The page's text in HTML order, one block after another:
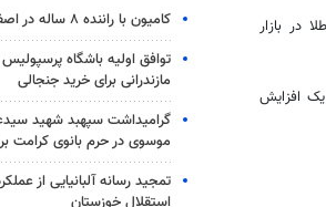
سنت رسید و پلاتین با یک افزایش
کامیون با راننده ۸ ساله در اصفهان توقیف شد
توافق اولیه باشگاه
مازندرانی برای خرید جنجالی
گرامیداشت سپهبد شهید
موسوی در حرم بانوی کرامت
تمجید رسانه آلبانیایی از
استقلال خوزستان